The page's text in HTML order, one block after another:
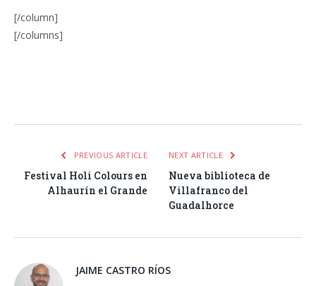
[/column]
[/columns]
PREVIOUS ARTICLE
Festival Holi Colours en
Alhaurín el Grande
NEXT ARTICLE
Nueva biblioteca de
Villafranco del
Guadalhorce
JAIME CASTRO RÍOS